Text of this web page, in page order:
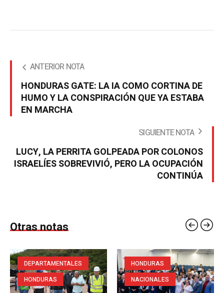
ANTERIOR NOTA
HONDURAS GATE: LA IA COMO CORTINA DE
HUMO Y LA CONSPIRACIÓN QUE YA ESTABA
EN MARCHA
SIGUIENTE NOTA
LUCY, LA PERRITA GOLPEADA POR COLONOS
ISRAELÍES SOBREVIVIÓ, PERO LA OCUPACIÓN
CONTINÚA
Otras notas
DEPARTAMENTALES
HONDURAS
HONDURAS
NACIONALES